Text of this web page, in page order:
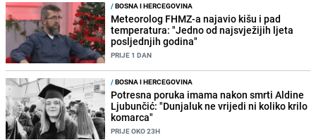
/BOSNA I HERCEGOVINA
Meteorolog FHMZ-a najavio kišu i pad
temperatura: "Jedno od najsvježijih ljeta
posljednjih godina"
PRIJE 1 DAN
/BOSNA I HERCEGOVINA
Potresna poruka imama nakon smrti Aldine
Ljubunčić: "Dunjaluk ne vrijedi ni koliko krilo
komarca"
PRIJE OKO 23H